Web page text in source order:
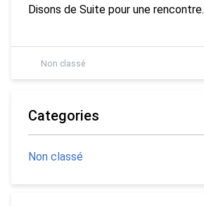
Disons de Suite pour une rencontre.
Non classé
Categories
Non classé